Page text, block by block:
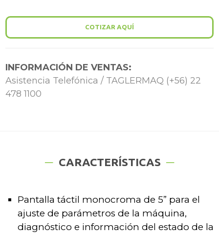
COTIZAR AQUÍ
INFORMACIÓN DE VENTAS:
Asistencia Telefónica / TAGLERMAQ (+56) 22
478 1100
CARACTERÍSTICAS
Pantalla táctil monocroma de 5” para el
ajuste de parámetros de la máquina,
diagnóstico e información del estado de la